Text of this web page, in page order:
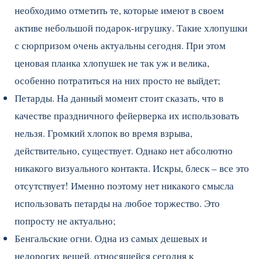
необходимо отметить те, которые имеют в своем
активе небольшой подарок-игрушку. Такие хлопушки
с сюрпризом очень актуальны сегодня. При этом
ценовая планка хлопушек не так уж и велика,
особенно потратиться на них просто не выйдет;
Петарды. На данный момент стоит сказать, что в
качестве праздничного фейерверка их использовать
нельзя. Громкий хлопок во время взрыва,
действительно, существует. Однако нет абсолютно
никакого визуального контакта. Искры, блеск – все это
отсутствует! Именно поэтому нет никакого смысла
использовать петарды на любое торжество. Это
попросту не актуально;
Бенгальские огни. Одна из самых дешевых и
недорогих вещей, относящейся сегодня к